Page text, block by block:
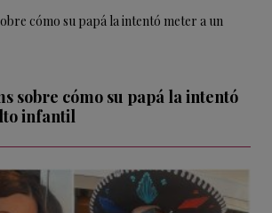
sobre cómo su papá la intentó
infantil